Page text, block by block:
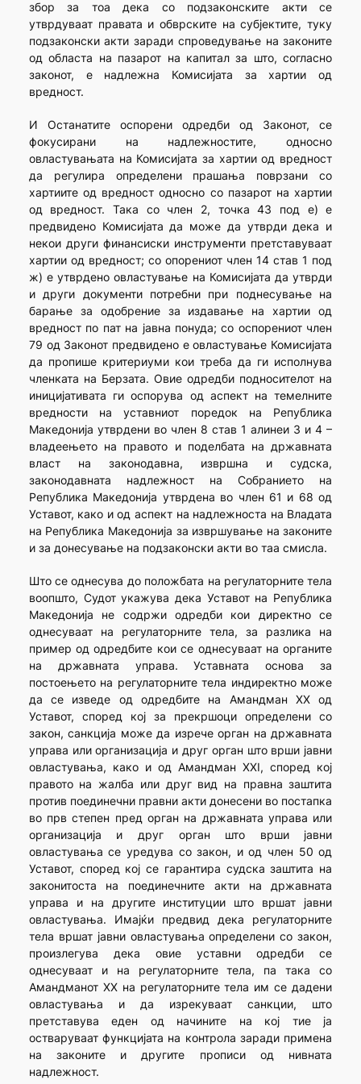
збор за тоа дека со подзаконските акти се
утврдуваат правата и обврските на субјектите, туку
подзаконски акти заради спроведување на законите
од областа на пазарот на капитал за што, согласно
законот, е надлежна Комисијата за хартии од
вредност.
И Останатите оспорени одредби од Законот, се
фокусирани на надлежностите, односно
овластувањата на Комисијата за хартии од вредност
да регулира определени прашања поврзани со
хартиите од вредност односно со пазарот на хартии
од вредност. Така со член 2, точка 43 под е) е
предвидено Комисијата да може да утврди дека и
некои други финансиски инструменти претставуваат
хартии од вредност; со опорениот член 14 став 1 под
ж) е утврдено овластување на Комисијата да утврди
и други документи потребни при поднесување на
барање за одобрение за издавање на хартии од
вредност по пат на јавна понуда; со оспорениот член
79 од Законот предвидено е овластување Комисијата
да пропише критериуми кои треба да ги исполнува
членката на Берзата. Овие одредби подносителот на
иницијативата ги оспорува од аспект на темелните
вредности на уставниот поредок на Република
Македонија утврдени во член 8 став 1 алинеи 3 и 4 –
владеењето на правото и поделбата на државната
власт на законодавна, извршна и судска,
законодавната надлежност на Собранието на
Република Македонија утврдена во член 61 и 68 од
Уставот, како и од аспект на надлежноста на Владата
на Република Македонија за извршување на законите
и за донесување на подзаконски акти во таа смисла.
Што се однесува до положбата на регулаторните тела
воопшто, Судот укажува дека Уставот на Република
Македонија не содржи одредби кои директно се
однесуваат на регулаторните тела, за разлика на
пример од одредбите кои се однесуваат на органите
на државната управа. Уставната основа за
постоењето на регулаторните тела индиректно може
да се изведе од одредбите на Амандман XX од
Уставот, според кој за прекршоци определени со
закон, санкција може да изрече орган на државната
управа или организација и друг орган што врши јавни
овластувања, како и од Амандман XXI, според кој
правото на жалба или друг вид на правна заштита
против поединечни правни акти донесени во постапка
во прв степен пред орган на државната управа или
организација и друг орган што врши јавни
овластувања се уредува со закон, и од член 50 од
Уставот, според кој се гарантира судска заштита на
законитоста на поединечните акти на државната
управа и на другите институции што вршат јавни
овластувања. Имајќи предвид дека регулаторните
тела вршат јавни овластувања определени со закон,
произлегува дека овие уставни одредби се
однесуваат и на регулаторните тела, па така со
Амандманот XX на регулаторните тела им се дадени
овластувања и да изрекуваат санкции, што
претставува еден од начините на кој тие ја
остваруваат функцијата на контрола заради примена
на законите и другите прописи од нивната
надлежност.